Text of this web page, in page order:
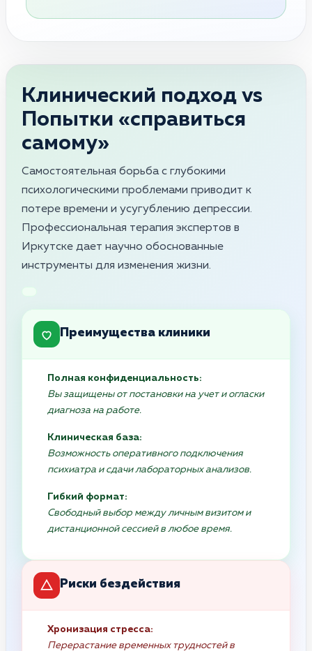
Клинический подход vs
Попытки «справиться
самому»
Самостоятельная борьба с глубокими
психологическими проблемами приводит к
потере времени и усугублению депрессии.
Профессиональная терапия экспертов в
Иркутске дает научно обоснованные
инструменты для изменения жизни.
Преимущества клиники
Полная конфиденциальность:
Вы защищены от постановки на учет и огласки
диагноза на работе.
Клиническая база:
Возможность оперативного подключения
психиатра и сдачи лабораторных анализов.
Гибкий формат:
Свободный выбор между личным визитом и
дистанционной сессией в любое время.
Риски бездействия
Хронизация стресса:
Перерастание временных трудностей в